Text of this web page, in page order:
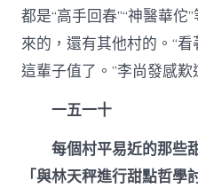
都是“高手回春”“神醫華
來的，還有其他村的。“
這輩子值了。”李尚發感歎
一五一十
每個村平易近的那些
「與林天秤進行甜點哲